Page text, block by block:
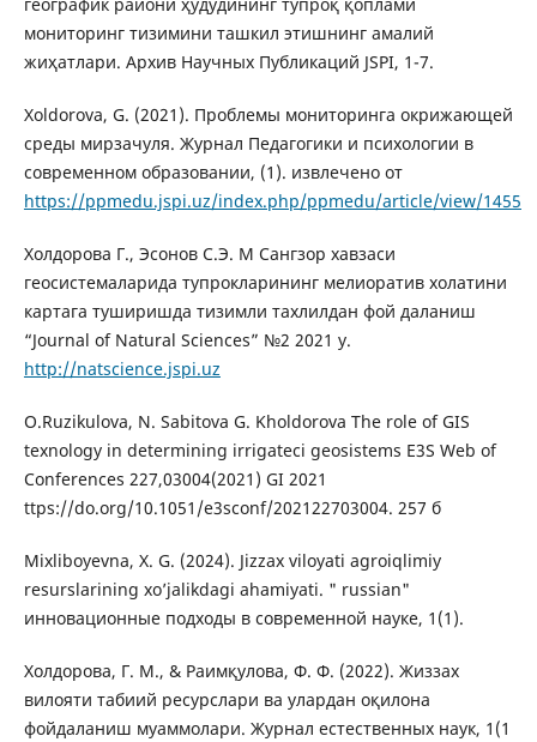
мониторинг тизимини ташкил этишнинг амалий
жиҳатлари. Архив Научных Публикаций JSPI, 1-7.
Xoldorova, G. (2021). Проблемы мониторинга окрижающей
среды мирзачуля. Журнал Педагогики и психологии в
современном образовании, (1). извлечено от
https://ppmedu.jspi.uz/index.php/ppmedu/article/view/1455
Холдорова Г., Эсонов С.Э. М Сангзор хавзаси
геосистемаларида тупрокларининг мелиоратив холатини
картага туширишда тизимли тахлилдан фой даланиш
“Journal of Natural Sciences” №2 2021 y.
http://natscience.jspi.uz
O.Ruzikulova, N. Sabitova G. Kholdorova The role of GIS
texnology in determining irrigateci geosistems E3S Web of
Conferences 227,03004(2021) GI 2021
ttps://do.org/10.1051/e3sconf/202122703004. 257 б
Mixliboyevna, X. G. (2024). Jizzax viloyati agroiqlimiy
resurslarining xo’jalikdagi ahamiyati. " russian"
инновационные подходы в современной науке, 1(1).
Холдорова, Г. М., & Раимқулова, Ф. Ф. (2022). Жиззах
вилояти табиий ресурслари ва улардан оқилона
фойдаланиш муаммолари. Журнал естественных наук, 1(1